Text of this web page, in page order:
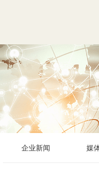
企业新闻 媒